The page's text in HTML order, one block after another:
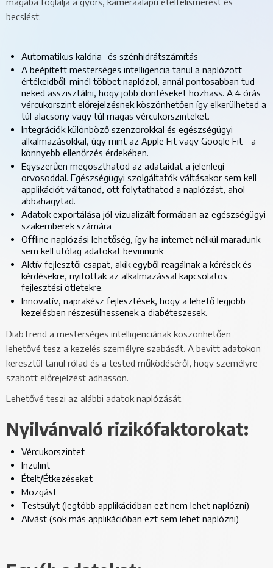
becslést:
Automatikus kalória- és szénhidrátszámítás
A beépített mesterséges intelligencia tanul a naplózott
értékeidből: minél többet naplózol, annál pontosabban tud
neked asszisztálni, hogy jobb döntéseket hozhass. A 4 órás
vércukorszint előrejelzésnek köszönhetően így elkerülheted a
túl alacsony vagy túl magas vércukorszinteket.
Integrációk különböző szenzorokkal és egészségügyi
alkalmazásokkal, úgy mint az Apple Fit vagy Google Fit - a
könnyebb ellenőrzés érdekében.
Egyszerűen megoszthatod az adataidat a jelenlegi
orvosoddal. Egészségügyi szolgáltatók váltásakor sem kell
applikációt váltanod, ott folytathatod a naplózást, ahol
abbahagytad.
Adatok exportálása jól vizualizált formában az egészségügyi
szakemberek számára
Offline naplózási lehetőség, így ha internet nélkül maradunk
sem kell utólag adatokat bevinnünk
Aktív fejlesztői csapat, akik egyből reagálnak a kérések és
kérdésekre, nyitottak az alkalmazással kapcsolatos
fejlesztési ötletekre.
Innovatív, naprakész fejlesztések, hogy a lehető legjobb
kezelésben részesülhessenek a diabéteszesek.
DiabTrend a mesterséges intelligenciának köszönhetően
lehetővé tesz a kezelés személyre szabását. A bevitt adatokon
keresztül tanul rólad és a tested működéséről, hogy személyre
szabott előrejelzést adhasson.
Lehetővé teszi az alábbi adatok naplózását.
Nyilvánvaló rizikófaktorokat:
Vércukorszintet
Inzulint
Ételt/Étkezéseket
Mozgást
Testsúlyt (legtöbb applikációban ezt nem lehet naplózni)
Alvást (sok más applikációban ezt sem lehet naplózni)